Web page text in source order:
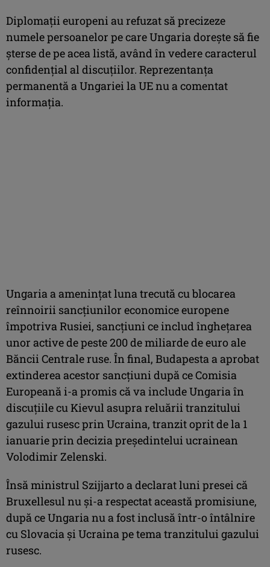
Diplomaţii europeni au refuzat să precizeze
numele persoanelor pe care Ungaria doreşte să fie
şterse de pe acea listă, având în vedere caracterul
confidenţial al discuţiilor. Reprezentanţa
permanentă a Ungariei la UE nu a comentat
informaţia.
Ungaria a ameninţat luna trecută cu blocarea
reînnoirii sancţiunilor economice europene
împotriva Rusiei, sancţiuni ce includ îngheţarea
unor active de peste 200 de miliarde de euro ale
Băncii Centrale ruse. În final, Budapesta a aprobat
extinderea acestor sancţiuni după ce Comisia
Europeană i-a promis că va include Ungaria în
discuţiile cu Kievul asupra reluării tranzitului
gazului rusesc prin Ucraina, tranzit oprit de la 1
ianuarie prin decizia preşedintelui ucrainean
Volodimir Zelenski.
Însă ministrul Szijjarto a declarat luni presei că
Bruxellesul nu şi-a respectat această promisiune,
după ce Ungaria nu a fost inclusă într-o întâlnire
cu Slovacia şi Ucraina pe tema tranzitului gazului
rusesc.